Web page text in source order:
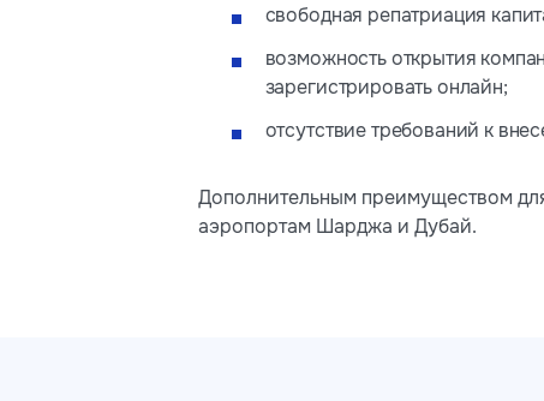
свободная репатриация
возможность открытия
зарегистрировать онлайн;
отсутствие требований к
Дополнительным преимуществом
аэропортам Шарджа и Дубай.